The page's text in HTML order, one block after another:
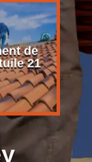
de
21